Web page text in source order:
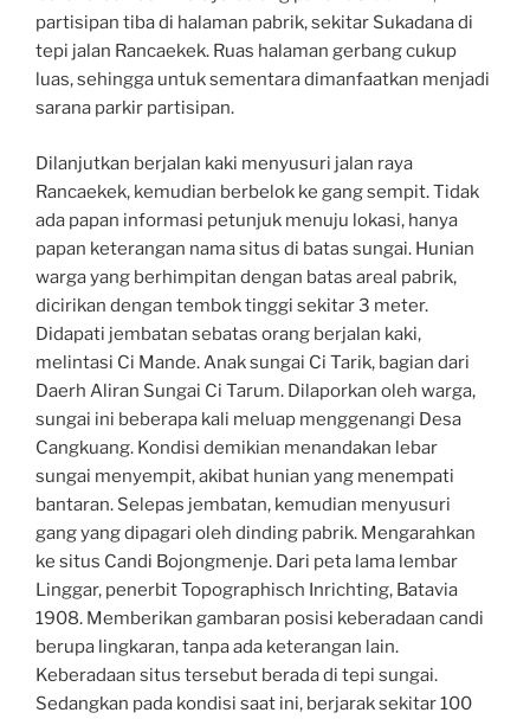
partisipan tiba di halaman pabrik, sekitar Sukadana di
tepi jalan Rancaekek. Ruas halaman gerbang cukup
luas, sehingga untuk sementara dimanfaatkan menjadi
sarana parkir partisipan.
Dilanjutkan berjalan kaki menyusuri jalan raya
Rancaekek, kemudian berbelok ke gang sempit. Tidak
ada papan informasi petunjuk menuju lokasi, hanya
papan keterangan nama situs di batas sungai. Hunian
warga yang berhimpitan dengan batas areal pabrik,
dicirikan dengan tembok tinggi sekitar 3 meter.
Didapati jembatan sebatas orang berjalan kaki,
melintasi Ci Mande. Anak sungai Ci Tarik, bagian dari
Daerh Aliran Sungai Ci Tarum. Dilaporkan oleh warga,
sungai ini beberapa kali meluap menggenangi Desa
Cangkuang. Kondisi demikian menandakan lebar
sungai menyempit, akibat hunian yang menempati
bantaran. Selepas jembatan, kemudian menyusuri
gang yang dipagari oleh dinding pabrik. Mengarahkan
ke situs Candi Bojongmenje. Dari peta lama lembar
Linggar, penerbit Topographisch Inrichting, Batavia
1908. Memberikan gambaran posisi keberadaan candi
berupa lingkaran, tanpa ada keterangan lain.
Keberadaan situs tersebut berada di tepi sungai.
Sedangkan pada kondisi saat ini, berjarak sekitar 100